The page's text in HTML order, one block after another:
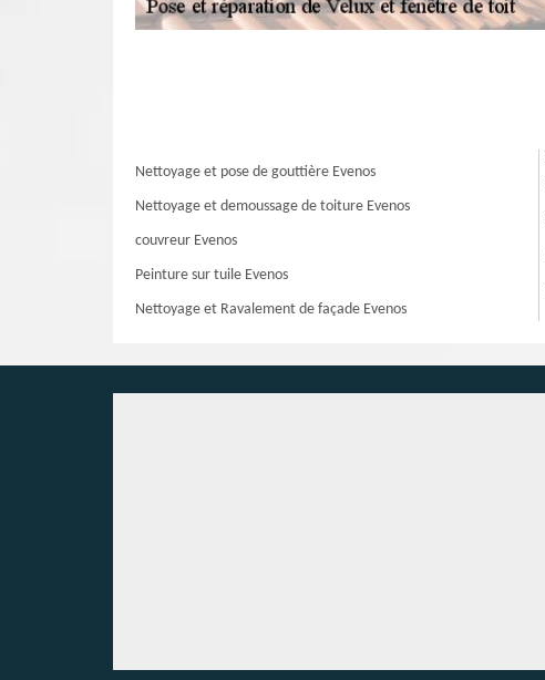
Nettoyage et pose de gouttière Evenos
Nettoyage et demoussage de toiture Evenos
couvreur Evenos
Peinture sur tuile Evenos
Nettoyage et Ravalement de façade Evenos